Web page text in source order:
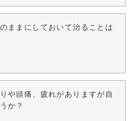
ままにしておいて治ることは
や頭痛、疲れがありますが自
か？